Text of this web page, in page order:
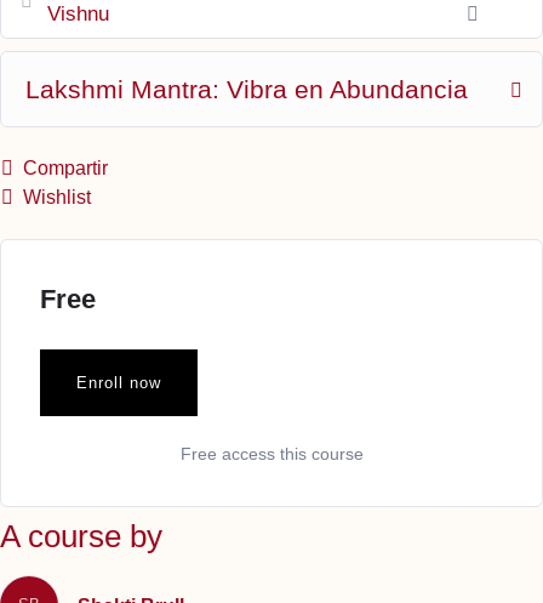
Vishnu
Lakshmi Mantra: Vibra en Abundancia
Compartir
Wishlist
Free
Enroll now
Free access this course
A course by